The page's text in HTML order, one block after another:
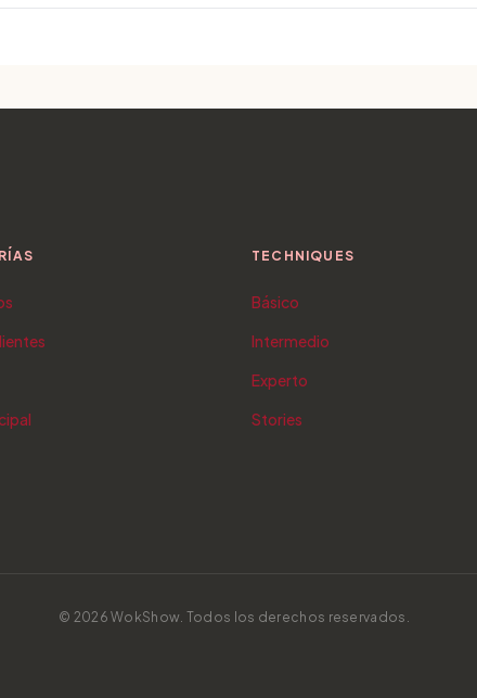
TECHNIQUES
Básico
Intermedio
Experto
Stories
© 2026 WokShow. Todos los derechos reservados.